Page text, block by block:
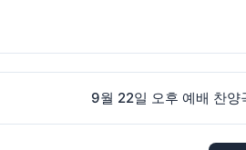
9월 22일 오후 예배 찬양